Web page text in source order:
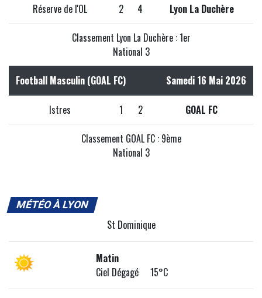
Réserve de l'OL 2 4 Lyon La Duchère
Classement Lyon La Duchère : 1er
National 3
Football Masculin (GOAL FC) Samedi 16 Mai 2026
Istres 1 2 GOAL FC
Classement GOAL FC : 9ème
National 3
MÉTÉO À LYON
St Dominique
Matin
Ciel Dégagé 15°C